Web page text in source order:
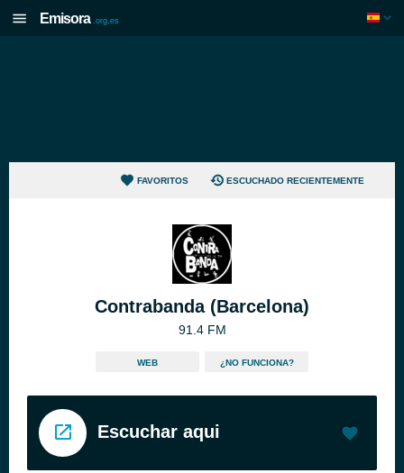
Emisora .org.es
FAVORITOS ESCUCHADO RECIENTEMENTE
Contrabanda (Barcelona)
91.4 FM
WEB ¿NO FUNCIONA?
Escuchar aqui